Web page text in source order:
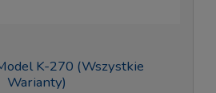
K-270 (Wszystkie
Warianty)